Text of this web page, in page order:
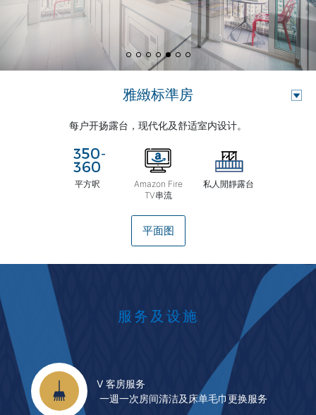
雅緻标準房
每户开扬露台，现代化及舒适室内设计。
平方呎
Amazon Fire
TV串流
私人閒靜露台
平面图
服务及设施
V 客房服务
一週一次房间清洁及床单毛巾更换服务